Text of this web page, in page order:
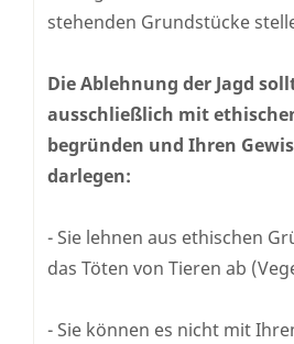
stehenden Grundstücke
Die Ablehnung der Jagd
ausschließlich mit
begründen und Ihren
darlegen:
- Sie lehnen aus ethischen
das Töten von Tieren ab
- Sie können es nicht mit